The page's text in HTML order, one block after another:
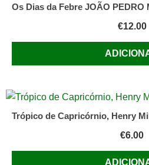
Os Dias da Febre JOÃO PEDRO
€12.00
Trópico de Capricórnio, Henry
€6.00